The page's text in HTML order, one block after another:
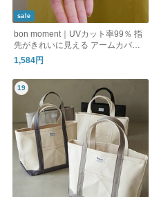
sale
bon moment｜UVカット率99％ 指
先がきれいに見える アームカバー /
UPF50＋ メントール加工 接触冷感
1,584円